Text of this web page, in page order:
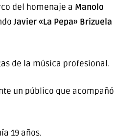
del homenaje a Manolo
Javier «La Pepa» Brizuela
de la música profesional.
un público que acompañó
19 años.